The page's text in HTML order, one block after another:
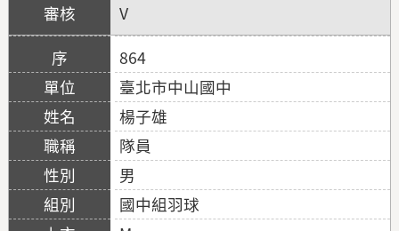
V
864
臺北市中山國中
楊子雄
隊員
男
國中組羽球